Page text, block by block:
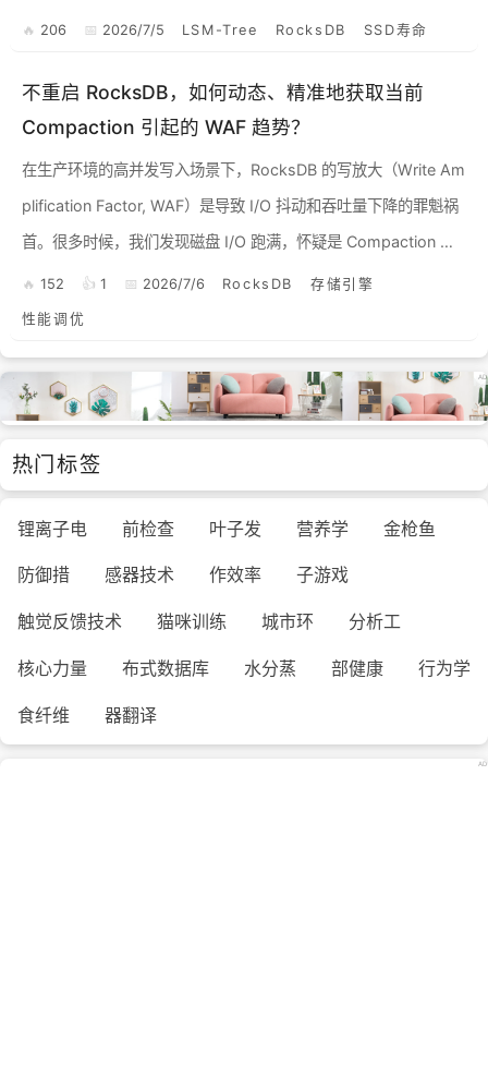
一个致命的副作用： ...
206 2026/7/5 LSM-Tree RocksDB SSD寿命
不重启 RocksDB，如何动态、精准地获取当前
Compaction 引起的 WAF 趋势？
在生产环境的高并发写入场景下，RocksDB 的写放大（Write Am
plification Factor, WAF）是导致 I/O 抖动和吞吐量下降的罪魁祸
首。很多时候，我们发现磁盘 I/O 跑满，怀疑是 Compaction 引
起的...
152 1 2026/7/6 RocksDB 存储引擎
性能调优
热门标签
锂离子电 前检查 叶子发 营养学 金枪鱼
防御措 感器技术 作效率 子游戏
触觉反馈技术 猫咪训练 城市环 分析工
核心力量 布式数据库 水分蒸 部健康 行为学
食纤维 器翻译